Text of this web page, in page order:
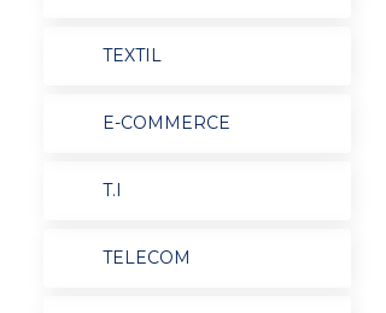
TEXTIL
E-COMMERCE
T.I
TELECOM